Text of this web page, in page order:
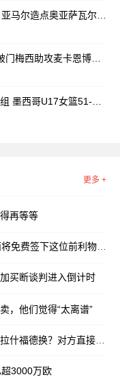
更多 +
再等等
签下这位前利物浦队长
买断谈判进入倒计时
，他们觉得“太离谱”
？对方直接摆手：养不起！
3000万欧